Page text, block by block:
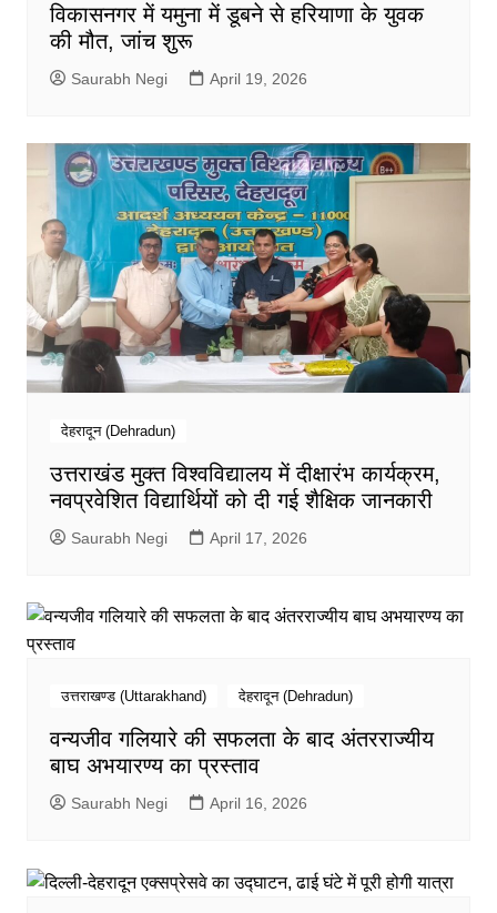
विकासनगर में यमुना में डूबने से हरियाणा के युवक
की मौत, जांच शुरू
Saurabh Negi April 19, 2026
देहरादून (Dehradun)
उत्तराखंड मुक्त विश्वविद्यालय में दीक्षारंभ कार्यक्रम,
नवप्रवेशित विद्यार्थियों को दी गई शैक्षिक जानकारी
Saurabh Negi April 17, 2026
उत्तराखण्ड (Uttarakhand) देहरादून (Dehradun)
वन्यजीव गलियारे की सफलता के बाद अंतरराज्यीय
बाघ अभयारण्य का प्रस्ताव
Saurabh Negi April 16, 2026